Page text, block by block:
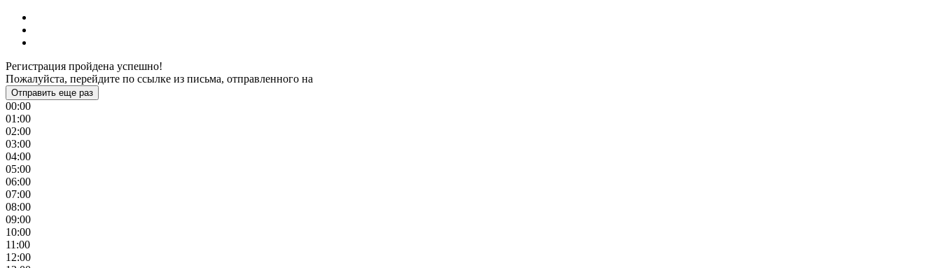
Регистрация пройдена успешно!
Пожалуйста, перейдите по ссылке из письма, отправленного на
Отправить еще раз
00:00
01:00
02:00
03:00
04:00
05:00
06:00
07:00
08:00
09:00
10:00
11:00
12:00